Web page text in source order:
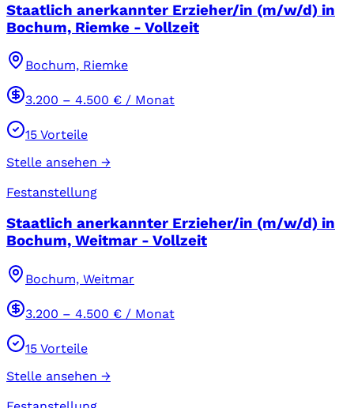
Staatlich anerkannter Erzieher/in (m/w/d) in
Bochum, Riemke - Vollzeit
Bochum, Riemke
3.200 – 4.500 € / Monat
15 Vorteile
Stelle ansehen →
Festanstellung
Staatlich anerkannter Erzieher/in (m/w/d) in
Bochum, Weitmar - Vollzeit
Bochum, Weitmar
3.200 – 4.500 € / Monat
15 Vorteile
Stelle ansehen →